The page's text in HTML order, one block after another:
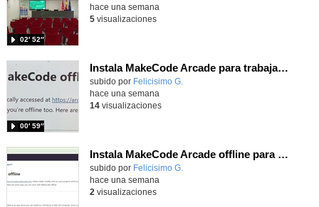
02′ 52″
hace una semana
5visualizaciones
Instala MakeCode Arcade para trabajar offline en tu tablet, ordenador, Chromebook
Contenido educativo.
subido por Felicisimo G.
00′ 59″
hace una semana
14visualizaciones
Instala MakeCode Arcade offline para programar grandes juegos sin necesidad de Internet
Contenido educativo.
subido por Felicisimo G.
hace una semana
2 visualizaciones